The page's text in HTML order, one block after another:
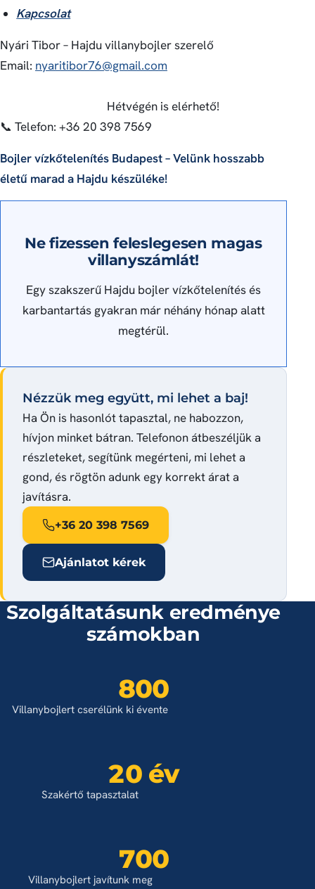
Kapcsolat
Nyári Tibor – Hajdu villanybojler szerelő
Email: nyaritibor76@gmail.com
Hétvégén is elérhető!
📞 Telefon: +36 20 398 7569
Bojler vízkőtelenítés Budapest – Velünk hosszabb
életű marad a Hajdu készüléke!
Ne fizessen feleslegesen magas
villanyszámlát!
Egy szakszerű Hajdu bojler vízkőtelenítés és
karbantartás gyakran már néhány hónap alatt
megtérül.
Nézzük meg együtt, mi lehet a baj!
Ha Ön is hasonlót tapasztal, ne habozzon,
hívjon minket bátran. Telefonon átbeszéljük a
részleteket, segítünk megérteni, mi lehet a
gond, és rögtön adunk egy korrekt árat a
javításra.
+36 20 398 7569
Ajánlatot kérek
Szolgáltatásunk eredménye
számokban
800
Villanybojlert cserélünk ki évente
20 év
Szakértő tapasztalat
700
Villanybojlert javítunk meg